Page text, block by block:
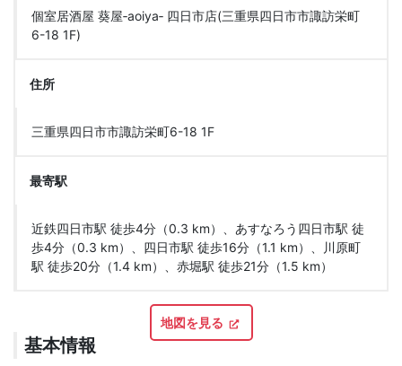
個室居酒屋 葵屋‐aoiya‐ 四日市店(三重県四日市市諏訪栄町
6-18 1F)
住所
三重県四日市市諏訪栄町6-18 1F
最寄駅
近鉄四日市駅 徒歩4分（0.3 km）、あすなろう四日市駅 徒
歩4分（0.3 km）、四日市駅 徒歩16分（1.1 km）、川原町
駅 徒歩20分（1.4 km）、赤堀駅 徒歩21分（1.5 km）
地図を見る
基本情報